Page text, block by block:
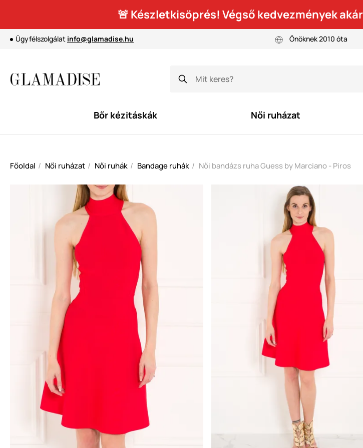
🚨 Készletkisöprés! Végső kedvezmények
Ügyfélszolgálat info@glamadise.hu Önöknek 2010 óta
Bőr kézitáskák Női ruházat
Főoldal Női ruházat Női ruhák Bandage ruhák Női bandázs ruha Guess by Marciano - Piros